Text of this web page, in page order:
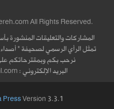
All Rights Reserved.
المشاركات والتعليقات المنشورة
تمثل الرأي الرسمي لصحيفة "
نرحب بكم وبمقترحاتكم على
البريد الإلكتروني : deereh.news@gmail.com
PressVersion 3.3.1